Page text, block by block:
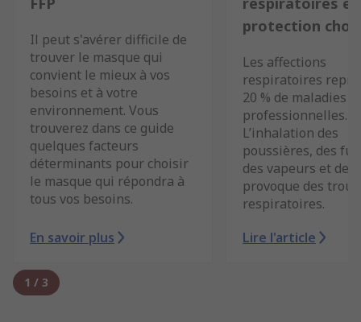
Il peut s'avérer difficile de
trouver le masque qui
convient le mieux à vos
besoins et à votre
environnement. Vous
trouverez dans ce guide
quelques facteurs
déterminants pour choisir
le masque qui répondra à
tous vos besoins.
En savoir plus
protection
Les affections
respiratoires
20 % de maladies
professionnelles.
L’inhalation des
poussières, des
des vapeurs et des
provoque des
respiratoires.
Lire l'article
1 / 3